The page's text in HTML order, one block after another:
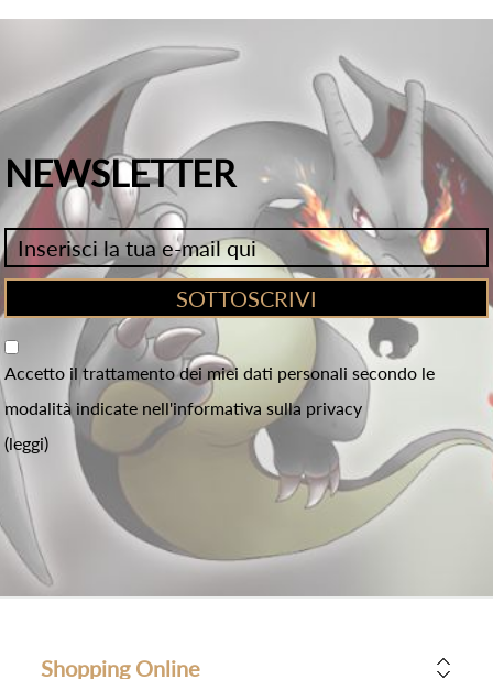
NEWSLETTER
Accetto il trattamento dei miei dati personali secondo le
modalità indicate nell'informativa sulla privacy
(leggi)
Shopping Online